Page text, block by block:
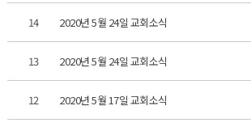
14 2020년 5월 24일 교회소식
13 2020년 5월 24일 교회소식
12 2020년 5월 17일 교회소식